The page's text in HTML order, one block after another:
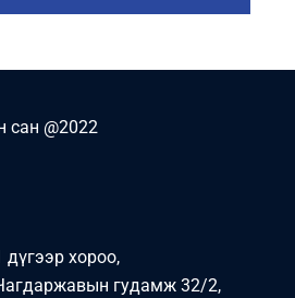
сан @2022
дүгээр хороо,
гудамж 32/2,